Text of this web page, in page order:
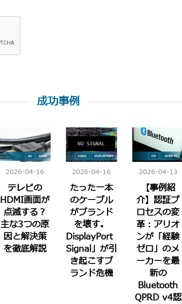
成功事例
2026-04-16
テレビの
HDMI画面が
点滅する？
主な3つの原
因と解決策
を徹底解説
2026-04-16
たった一本
のケーブル
がブランド
を壊す。
DisplayPort「No
Signal」が引
き起こすブ
ランド危機
2026-04-13
【事例紹
介】認証プ
ロセスの変
革：アリオ
ンが「経験
ゼロ」のメ
ーカーを最
新の
Bluetooth
QPRD v4認